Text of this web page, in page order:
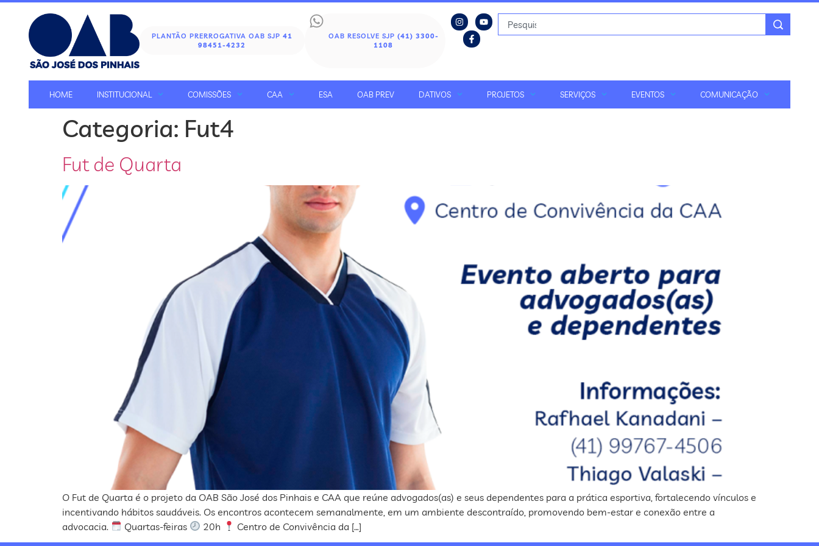
PLANTÃO PRERROGATIVA OAB SJP 41
98451-4232
OAB RESOLVE SJP (41) 3300-
1108
HOME INSTITUCIONAL COMISSÕES CAA ESA OAB PREV DATIVOS PROJETOS SERVIÇOS EVENTOS COMUNICAÇÃO
Categoria: Fut4
Fut de Quarta
O Fut de Quarta é o projeto da OAB São José dos Pinhais e CAA que reúne advogados(as) e seus dependentes para a prática esportiva, fortalecendo vínculos e
incentivando hábitos saudáveis. Os encontros acontecem semanalmente, em um ambiente descontraído, promovendo bem-estar e conexão entre a
advocacia.
Quartas-feiras 20h Centro de Convivência da […]